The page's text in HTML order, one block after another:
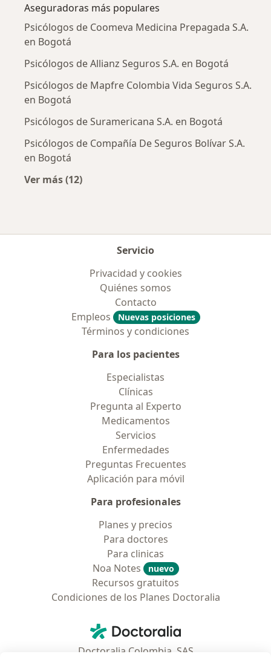
Aseguradoras más populares
Psicólogos de Coomeva Medicina Prepagada S.A.
en Bogotá
Psicólogos de Allianz Seguros S.A. en Bogotá
Psicólogos de Mapfre Colombia Vida Seguros S.A.
en Bogotá
Psicólogos de Suramericana S.A. en Bogotá
Psicólogos de Compañía De Seguros Bolívar S.A.
en Bogotá
Ver más (12)
Servicio
Privacidad y cookies
Quiénes somos
Contacto
Empleos
Nuevas posiciones
Términos y condiciones
Para los pacientes
Especialistas
Clínicas
Pregunta al Experto
Medicamentos
Servicios
Enfermedades
Preguntas Frecuentes
Aplicación para móvil
Para profesionales
Planes y precios
Para doctores
Para clinicas
Noa Notes
nuevo
Recursos gratuitos
Condiciones de los Planes Doctoralia
Doctoralia - Página de inicio
Doctoralia Colombia, SAS